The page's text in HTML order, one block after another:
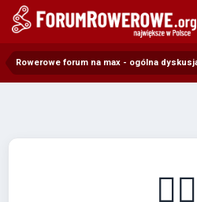
Rowerowe forum na max - ogólna
🚴‍♂️